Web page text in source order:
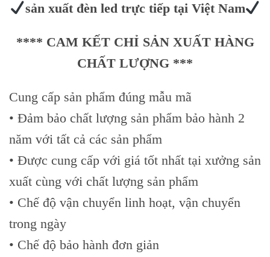
sản xuất đèn led trực tiếp tại Việt Nam
**** CAM KẾT CHỈ SẢN XUẤT HÀNG
CHẤT LƯỢNG ***
Cung cấp sản phẩm đúng mẫu mã
• Đảm bảo chất lượng sản phẩm bảo hành 2
năm với tất cả các sản phẩm
• Được cung cấp với giá tốt nhất tại xưởng sản
xuất cùng với chất lượng sản phẩm
• Chế độ vận chuyển linh hoạt, vận chuyển
trong ngày
• Chế độ bảo hành đơn giản